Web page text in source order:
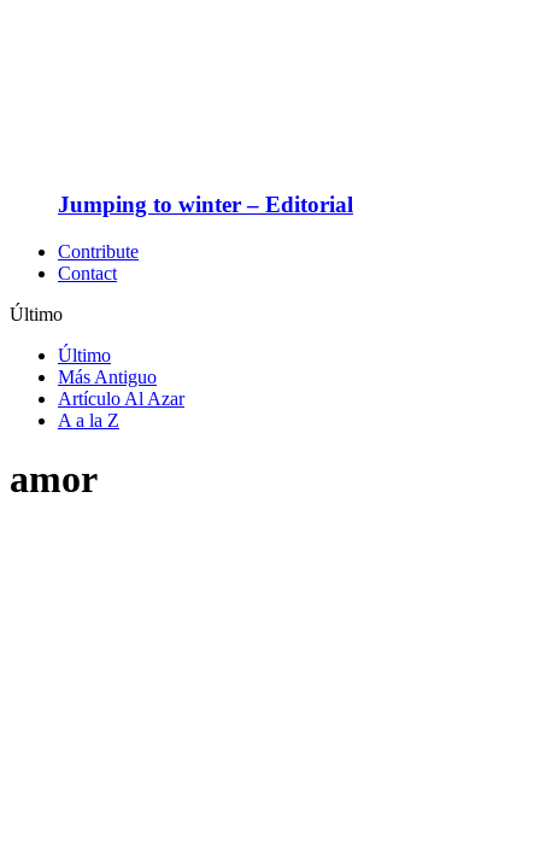
Jumping to winter – Editorial
Contribute
Contact
Último
Último
Más Antiguo
Artículo Al Azar
A a la Z
amor